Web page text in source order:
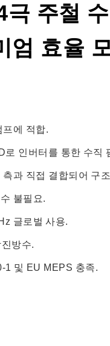
주철
엄 효율
프에 적합.
인버터를 통한 수직
과 직접 결합되어 구
불필요.
글로벌 사용.
방수.
1 및 EU MEPS 충족.